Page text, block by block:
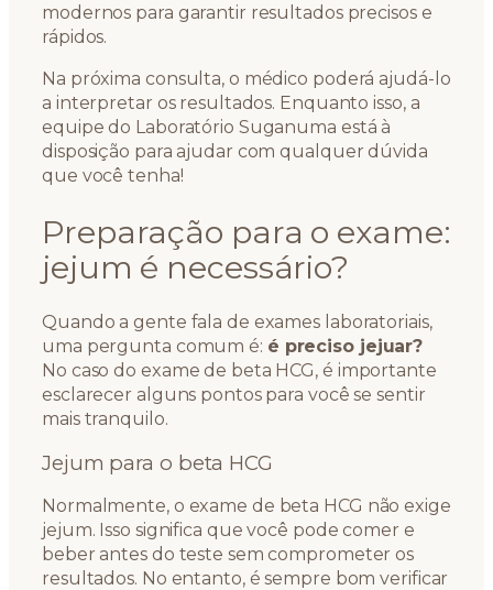
modernos para garantir resultados precisos e
rápidos.
Na próxima consulta, o médico poderá ajudá-lo
a interpretar os resultados. Enquanto isso, a
equipe do Laboratório Suganuma está à
disposição para ajudar com qualquer dúvida
que você tenha!
Preparação para o exame:
jejum é necessário?
Quando a gente fala de exames laboratoriais,
uma pergunta comum é: é preciso jejuar?
No caso do exame de beta HCG, é importante
esclarecer alguns pontos para você se sentir
mais tranquilo.
Jejum para o beta HCG
Normalmente, o exame de beta HCG não exige
jejum. Isso significa que você pode comer e
beber antes do teste sem comprometer os
resultados. No entanto, é sempre bom verificar